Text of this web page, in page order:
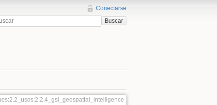
Conectarse
Buscar